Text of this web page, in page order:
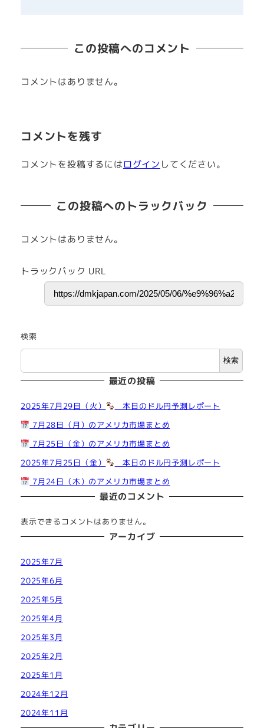
この投稿へのコメント
コメントはありません。
コメントを残す
コメントを投稿するにはログイン してください。
この投稿へのトラックバック
コメントはありません。
トラックバック URL
検索
検索
最近の投稿
2025年7月29日（火）
本日のドル円予測レポート
7月28日（月）のアメリカ市場まとめ
7月25日（金）のアメリカ市場まとめ
2025年7月25日（金）
本日のドル円予測レポート
7月24日（木）のアメリカ市場まとめ
最近のコメント
表示できるコメントはありません。
アーカイブ
2025年7月
2025年6月
2025年5月
2025年4月
2025年3月
2025年2月
2025年1月
2024年12月
2024年11月